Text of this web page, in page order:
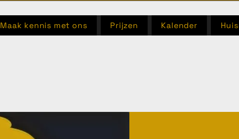
Maak kennis met ons Prijzen Kalender